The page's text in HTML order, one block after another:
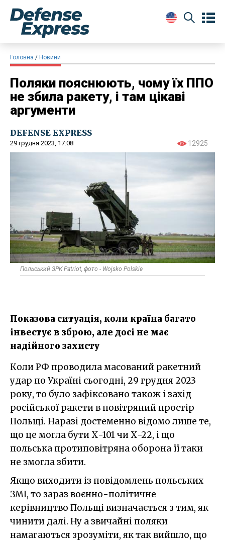
Головна Новини
Поляки пояснюють, чому їх ППО
не збила ракету, і там цікаві
аргументи
DEFENSE EXPRESS
29 грудня 2023, 17:08 12925
Польський ЗРК Patriot, фото - Wojsko Polskie
Показова ситуація, коли країна багато
інвестує в зброю, але досі не має
надійного захисту
Коли РФ проводила масований ракетний
удар по Україні сьогодні, 29 грудня 2023
року, то було зафіксовано також і захід
російської ракети в повітряний простір
Польщі. Наразі достеменно відомо лише те,
що це могла бути Х-101 чи Х-22, і що
польська протиповітряна оборона її таки
не змогла збити.
Якщо виходити із повідомлень польських
ЗМІ, то зараз воєнно-політичне
керівництво Польщі визначається з тим, як
чинити далі. Ну а звичайні поляки
намагаються зрозуміти, як так вийшло, що